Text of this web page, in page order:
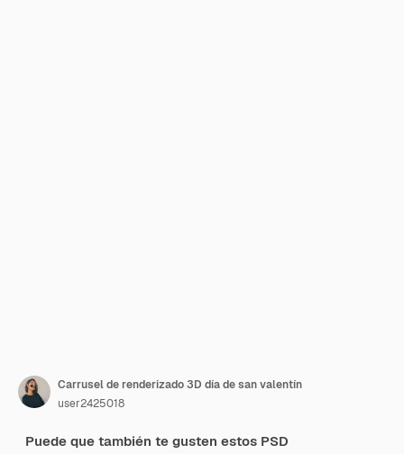
Carrusel de renderizado 3D día de san valentín
user2425018
Puede que también te gusten estos PSD